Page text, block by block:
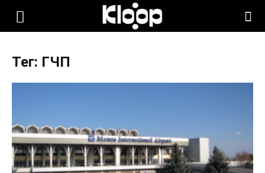
KLOOP.KG
Кыргызстана
Тег: ГЧП